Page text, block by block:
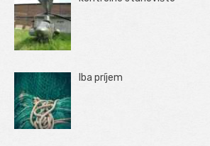
Iba príjem